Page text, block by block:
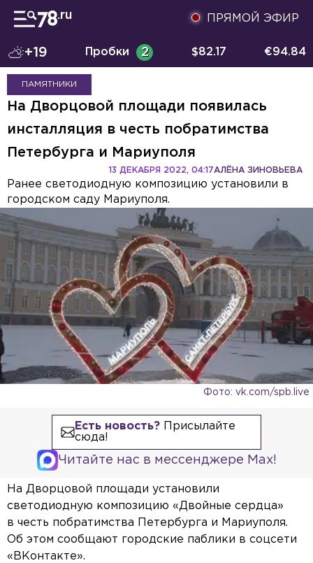
ПРЯМОЙ ЭФИР
+19 Пробки 2 $82.17 €94.84
ПАМЯТНИКИ
На Дворцовой площади появилась
инсталляция в честь побратимства
Петербурга и Мариуполя
АЛЁНА ЗИНОВЬЕВА
13 ДЕКАБРЯ 2022, 04:17
Ранее светодиодную композицию установили в
городском саду Мариуполя.
Фото: vk.com/spb.live
Есть новость?Присылайте
сюда!
Читайте нас в мессенджере Max!
На Дворцовой площади установили
светодиодную композицию «Двойные сердца»
в честь побратимства Петербурга и Мариуполя.
Об этом сообщают городские паблики в соцсети
«ВКонтакте».